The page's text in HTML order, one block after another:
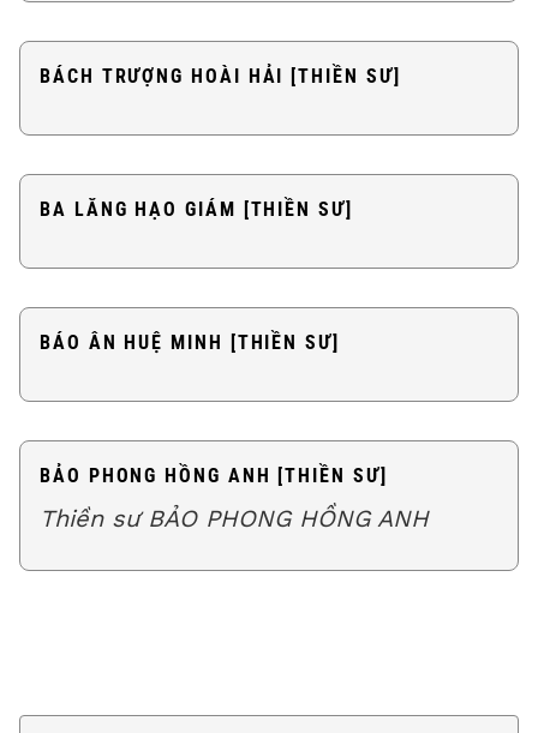
BÁCH TRƯỢNG HOÀI HẢI [THIỀN SƯ]
BA LĂNG HẠO GIÁM [THIỀN SƯ]
BÁO ÂN HUỆ MINH [THIỀN SƯ]
BẢO PHONG HỒNG ANH [THIỀN SƯ]
Thiền sư BẢO PHONG HỒNG ANH